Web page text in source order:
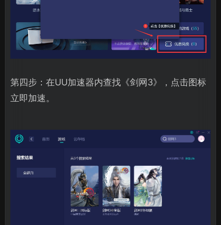
第四步：在UU加速器内查找《剑网3》，点击图标
立即加速。